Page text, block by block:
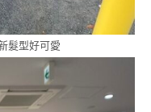
髮型好可愛